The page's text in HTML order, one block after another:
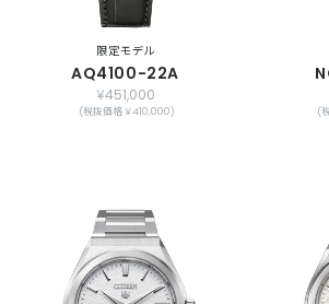
限定モデル
AQ4100-22A
￥451,000
(税抜価格 ￥410,000) (